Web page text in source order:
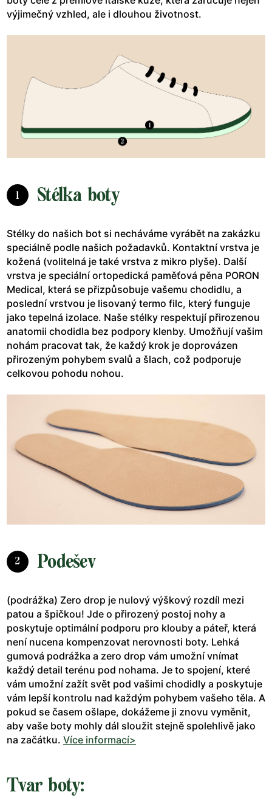
výjimečný vzhled, ale i dlouhou životnost.
1 Stélka boty
Stélky do našich bot si necháváme vyrábět na zakázku
speciálně podle našich požadavků. Kontaktní vrstva je
kožená (volitelná je také vrstva z mikro plyše). Další
vrstva je speciální ortopedická paměťová pěna PORON
Medical, která se přizpůsobuje vašemu chodidlu, a
poslední vrstvou je lisovaný termo filc, který funguje
jako tepelná izolace. Naše stélky respektují přirozenou
anatomii chodidla bez podpory klenby. Umožňují vašim
nohám pracovat tak, že každý krok je doprovázen
přirozeným pohybem svalů a šlach, což podporuje
celkovou pohodu nohou.
2 Podešev
(podrážka) Zero drop je nulový výškový rozdíl mezi
patou a špičkou! Jde o přirozený postoj nohy a
poskytuje optimální podporu pro klouby a páteř, která
není nucena kompenzovat nerovnosti boty. Lehká
gumová podrážka a zero drop vám umožní vnímat
každý detail terénu pod nohama. Je to spojení, které
vám umožní zažít svět pod vašimi chodidly a poskytuje
vám lepší kontrolu nad každým pohybem vašeho těla. A
pokud se časem ošlape, dokážeme ji znovu vyměnit,
aby vaše boty mohly dál sloužit stejně spolehlivě jako
na začátku. Více informací>
Tvar boty: